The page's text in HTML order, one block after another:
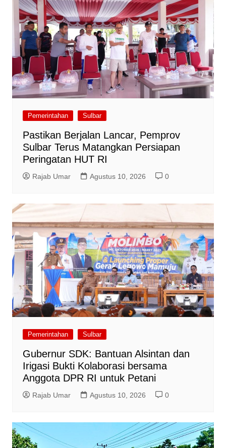
Pemerintahan Sulbar
Pastikan Berjalan Lancar, Pemprov
Sulbar Terus Matangkan Persiapan
Peringatan HUT RI
Rajab Umar Agustus 10, 2026 0
Pemerintahan Sulbar
Gubernur SDK: Bantuan Alsintan dan
Irigasi Bukti Kolaborasi bersama
Anggota DPR RI untuk Petani
Rajab Umar Agustus 10, 2026 0